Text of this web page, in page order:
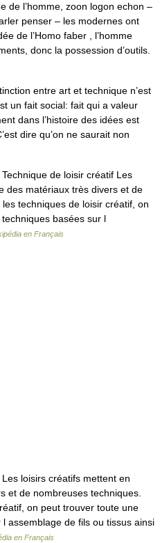
de l’homme, zoon logon echon –
penser – les modernes ont
de l’Homo faber , l’homme
donc la possession d’outils.
entre art et technique n’est
un fait social: fait qui a valeur
dans l’histoire des idées est
dire qu’on ne saurait non
de loisir créatif Les
des matériaux très divers et de
techniques de loisir créatif, on
basées sur l
en Français
loisirs créatifs mettent en
et de nombreuses techniques.
on peut trouver toute une
assemblage de fils ou tissus ainsi
en Français